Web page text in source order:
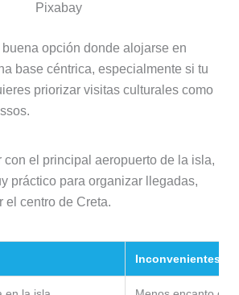
Pixabay
opción donde alojarse en
base céntrica, especialmente si tu
priorizar visitas culturales como
con el principal aeropuerto de la isla,
práctico para organizar llegadas,
el centro de Creta.
Inconvenientes